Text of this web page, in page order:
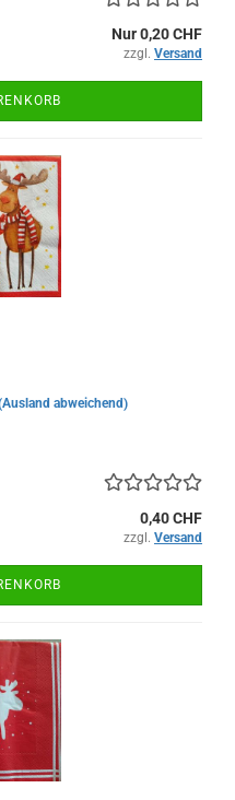
Nur 0,20 CHF
zzgl. Versand
abweichend)
0,40 CHF
zzgl. Versand